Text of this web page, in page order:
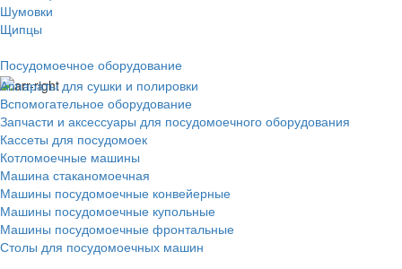
Шумовки
Щипцы
Посудомоечное оборудование
Аппараты для сушки и полировки
Вспомогательное оборудование
Запчасти и аксессуары для посудомоечного оборудования
Кассеты для посудомоек
Котломоечные машины
Машина стаканомоечная
Машины посудомоечные конвейерные
Машины посудомоечные купольные
Машины посудомоечные фронтальные
Столы для посудомоечных машин